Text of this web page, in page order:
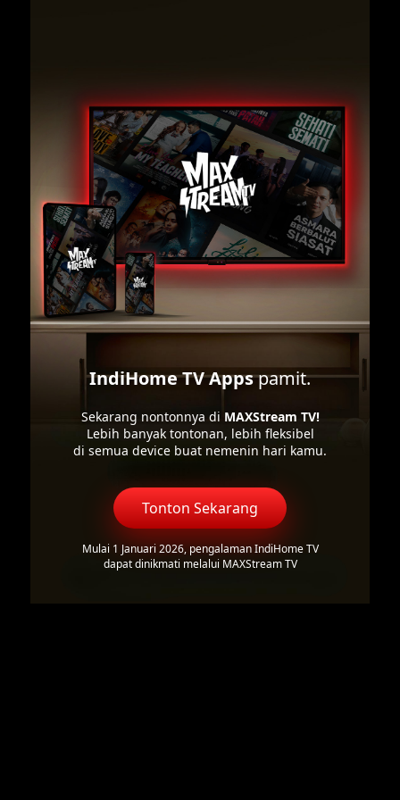
IndiHome TV Appspamit.
Sekarang nontonnya di MAXStream TV!
Lebih banyak tontonan, lebih fleksibel
di semua device buat nemenin hari kamu.
Tonton Sekarang
Mulai 1 Januari 2026, pengalaman IndiHome TV
dapat dinikmati melalui MAXStream TV